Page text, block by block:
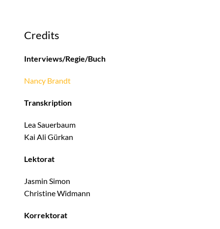
Credits
Interviews/Regie/Buch
Nancy Brandt
Transkription
Lea Sauerbaum
Kai Ali Gürkan
Lektorat
Jasmin Simon
Christine Widmann
Korrektorat